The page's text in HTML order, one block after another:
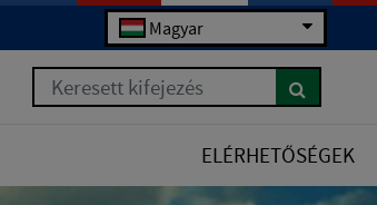
Magyar
Keresett kifejezés
ELÉRHETŐSÉGEK